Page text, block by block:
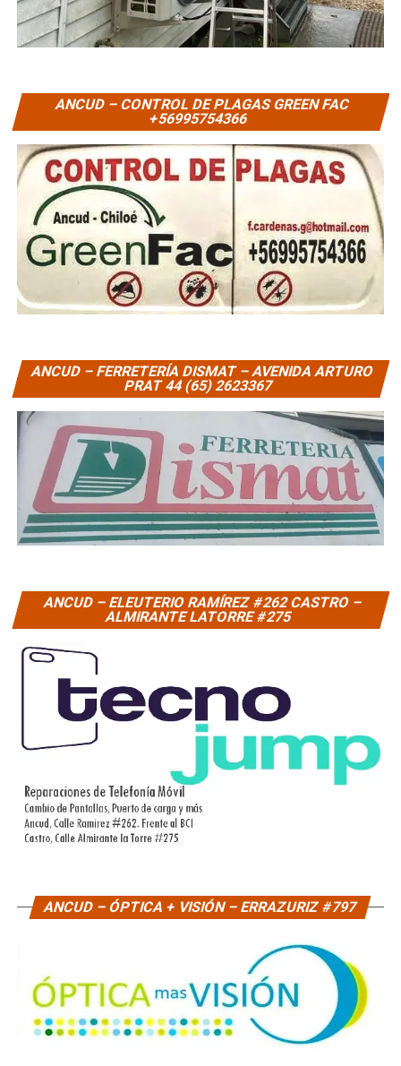
ANCUD – CONTROL DE PLAGAS GREEN FAC
+56995754366
ANCUD – FERRETERÍA DISMAT – AVENIDA ARTURO
PRAT 44 (65) 2623367
ANCUD – ELEUTERIO RAMÍREZ #262 CASTRO –
ALMIRANTE LATORRE #275
ANCUD – ÓPTICA + VISIÓN – ERRAZURIZ #797